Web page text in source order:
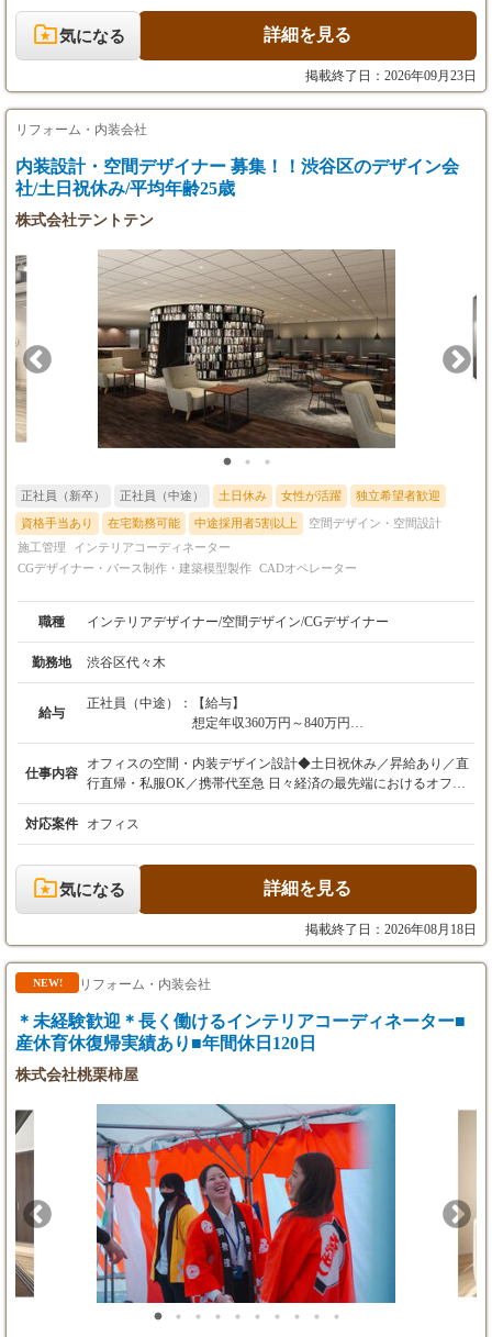
【昇給・賞与】
・昇給：年1回（4月）
・賞与：年2回（6月、12月）
【試用期間】
し）
したい方も大歓迎です！ ■営業および施工管理 ・クライアントへ
の提案、打合せ業務 ・協力会社との打合せ業務 ・受発注、見積
業務 ・現場管理業務 【ご応募について】 求人＠インテリアデザ
インの応募フォームよりご応募下さい。 面接に進んでいただく方
にはメールにてご連絡をさせて頂きます。 （必要書類） ・履歴
書(写真付き)※3ヶ月以内 ・職務経歴書
気になる 詳細を見る
掲載終了日：2026年09月23日
リフォーム・内装会社
内装設計・空間デザイナー 募集！！渋谷区のデザイン会
社/土日祝休み/平均年齢25歳
株式会社テントテン
正社員（新卒） 正社員（中途） 土日休み 女性が活躍 独立希望者歓迎
資格手当あり 在宅勤務可能 中途採用者5割以上
空間デザイン・空間設計
施工管理
インテリアコーディネーター
CGデザイナー・パース制作・建築模型製作 CADオペレーター
職種 インテリアデザイナー/空間デザイン/CGデザイナー
勤務地 渋谷区代々木
給与
正社員（中途）：
【給与】
想定年収360万円～840万円
月給30万円～70万円
※経験・スキルを考慮の上、決定します。
【残業代】
※）
上記月給は、固定残業代6万円／40時間分を含
時間外労働が設定時間を超えた場合は、別途超
過分を全額支給します。
（※実残業代制の場合の記載例※）
残業代は、別途全額支給いたします。
【試用期間】
あり／なし
（※試用期間ありの場合の記載例※）
試用期間：3ヵ月間（本採用時と条件変更なし
／あり）
試用期間中の条件：月給30〜70万円（固定残業
代6万円／40時間分を含む。その他待遇に変動
なし）
仕事内容
オフィスの空間・内装デザイン設計◆土日祝休み／昇給あり／直
行直帰・私服OK／携帯代至急 日々経済の最先端におけるオフィ
スにおいてクライアントのニーズと新しい未来への働き方など、
あらゆるオフィスの内装工事を手掛けております。ご応募いただ
いたあなたにはデザイナー・設計としてクライアント対応や現場
調査、ヒアリング内容を元に内装のデザインをお任せします。 <
仕事のポイント> ・クライアントと共に作っていく存在です。 依
頼が来たら「どんな人に見てもらいたいか？」「社長の好きな空
間は？」「どんな想いをもっての移転か？」 などヒアリングをも
とに思考を巡らせることは非常に多くあります。 ヒアリングした
内容や現調時の内容を踏まえて空間デザインを提案します。 ・引
き渡し後のことを考えたデザイン オフィスの雰囲気やトータルブ
ち合わせを重ね、お客様の納得のいく提案をします。 <これまで
の工事実績> 上場企業などを含めて数百件のオフィスを手掛けて
ィスの新たな価値をご提案していきます。 <具体的な仕事内容>
フレット、名刺、ロゴなどの2Dデザイン <主な業務内容> ▼初回
打ち合わせ・現場調査 事業内容についての理解を深めて、新オフ
ィスコンセプトを把握 ▼設計要件の理解、平面図作成 基本配
置・設備容量・寸法・法規遵守の必要要件やクライアントの意図
を組み込み、最適なレイアウトを作成 ＊Vectorworksを使用、iMac
貸与 ▼契約後、再度詳細の打ち合わせ 案件が確定したら、担当
営業と共にクライアントと打合せ ▼施工中の状況確認、担当営業
との打ち合わせなど ▼引き渡し立ち会い・営業開始の確認 基本
引き渡し時は設計も同席します。 <どういう人を求めているのか
> 小さい会社なので、どんどんと新しい仕事を任されていきま
す。 直接依頼案件のほかにコンペもたくさん引き受けます。 成
対応案件 オフィス
気になる 詳細を見る
掲載終了日：2026年08月18日
NEW! リフォーム・内装会社
＊未経験歓迎＊長く働けるインテリアコーディネーター■
産休育休復帰実績あり■年間休日120日
株式会社桃栗柿屋